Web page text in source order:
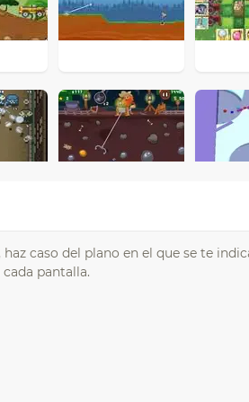
caso del plano en el que se te
pantalla.